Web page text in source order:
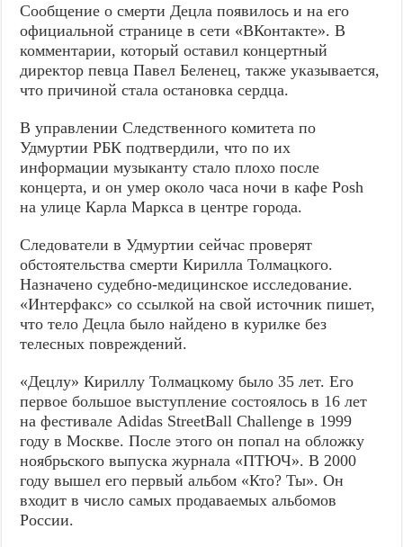
Сообщение о смерти Децла появилось и на его
официальной странице в сети «ВКонтакте». В
комментарии, который оставил концертный
директор певца Павел Беленец, также указывается,
что причиной стала остановка сердца.
В управлении Следственного комитета по
Удмуртии РБК подтвердили, что по их
информации музыканту стало плохо после
концерта, и он умер около часа ночи в кафе Posh
на улице Карла Маркса в центре города.
Следователи в Удмуртии сейчас проверят
обстоятельства смерти Кирилла Толмацкого.
Назначено судебно-медицинское исследование.
«Интерфакс» со ссылкой на свой источник пишет,
что тело Децла было найдено в курилке без
телесных повреждений.
«Децлу» Кириллу Толмацкому было 35 лет. Его
первое большое выступление состоялось в 16 лет
на фестивале Adidas StreetBall Challenge в 1999
году в Москве. После этого он попал на обложку
ноябрьского выпуска журнала «ПТЮЧ». В 2000
году вышел его первый альбом «Кто? Ты». Он
входит в число самых продаваемых альбомов
России.